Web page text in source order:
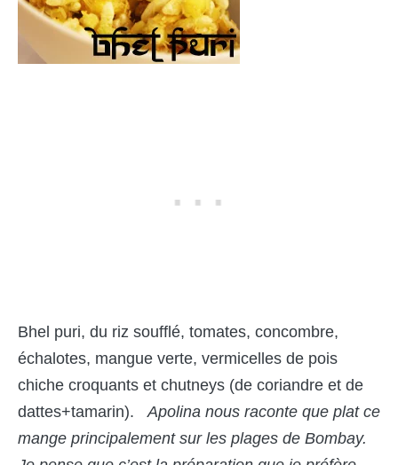
Bhel puri, du riz soufflé, tomates, concombre,
échalotes, mangue verte, vermicelles de pois
chiche croquants et chutneys (de coriandre et de
dattes+tamarin).Apolina nous raconte que plat ce
mange principalement sur les plages de Bombay.